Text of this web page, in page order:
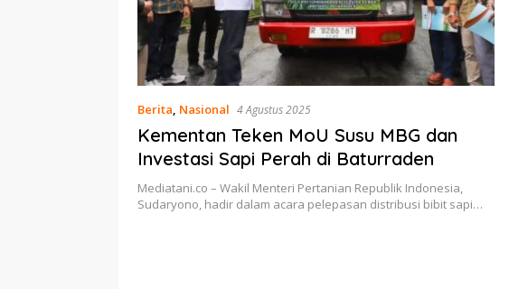
Berita, Nasional 4 Agustus 2025
Kementan Teken MoU Susu MBG dan
Investasi Sapi Perah di Baturraden
Mediatani.co – Wakil Menteri Pertanian Republik Indonesia,
Sudaryono, hadir dalam acara pelepasan distribusi bibit sapi…